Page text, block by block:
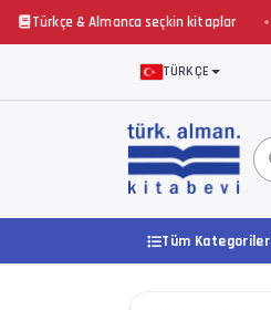
& Almanca seçkin kitaplar
TÜRKÇE
Tüm Kategoriler